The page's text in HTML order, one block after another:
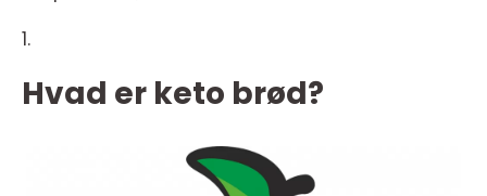
1.
Hvad er keto brød?